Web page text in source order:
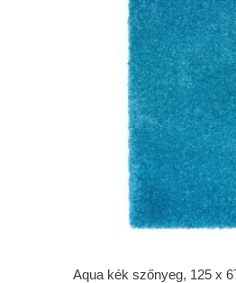
Aqua kék szőnyeg, 125 x